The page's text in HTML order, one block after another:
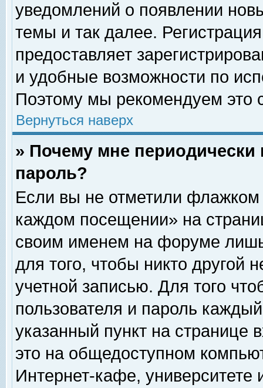
уведомлений о появлении
темы и так далее.
предоставляет
и удобные возможности по
Поэтому мы рекомендуем это
Вернуться наверх
» Почему мне
пароль?
Если вы не отметили флажком
каждом посещении» на
своим именем на форуме
для того, чтобы никто другой
учетной записью. Для того
пользователя и пароль
указанный пункт на
это на общедоступном
Интернет-кафе, университете